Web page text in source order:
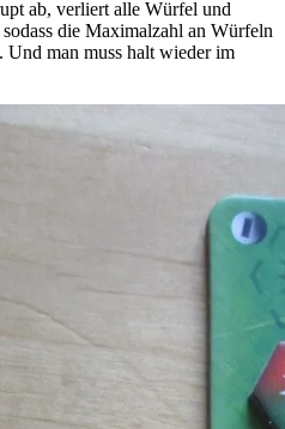
ab, verliert alle Würfel und
die Maximalzahl an Würfeln
man muss halt wieder im